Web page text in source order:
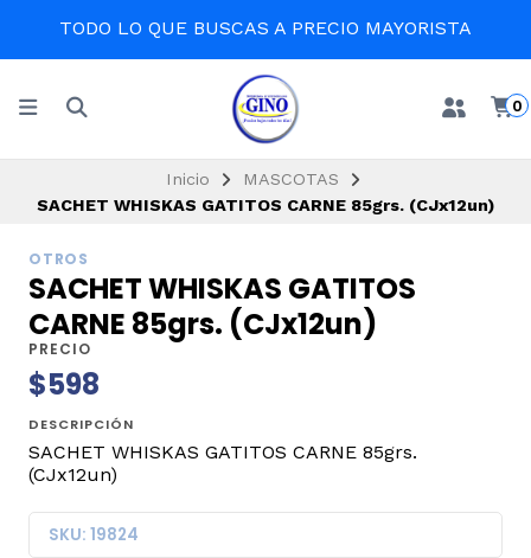
TODO LO QUE BUSCAS A PRECIO MAYORISTA
0
Inicio
MASCOTAS
SACHET WHISKAS GATITOS CARNE 85grs. (CJx12un)
OTROS
SACHET WHISKAS GATITOS
CARNE 85grs. (CJx12un)
PRECIO
$598
DESCRIPCIÓN
SACHET WHISKAS GATITOS CARNE 85grs.
(CJx12un)
SKU: 19824